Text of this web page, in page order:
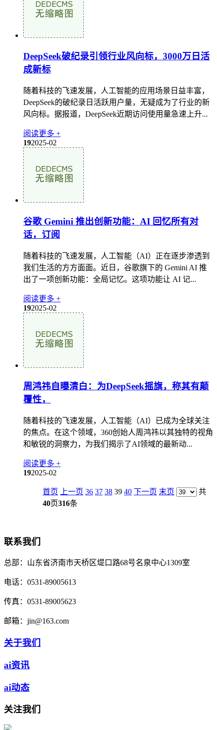
DeepSeek破纪录引领行业风向标，3000万日活
成新标
随着科技的飞速发展，人工智能的应用场景日益丰富，
DeepSeek的破纪录日活跃用户量，无疑成为了行业的新
风向标。据报道，DeepSeek近期访问使用量急速上升...
阅读更多 +
192025-02
谷歌 Gemini 推出创新功能：AI 回忆所有对
话，订阅
随着科技的飞速发展，人工智能（AI）正在逐步渗透到
我们生活的方方面面。近日，谷歌旗下的 Gemini AI 推
出了一项创新功能：全局记忆。这项功能让 AI 记...
阅读更多 +
192025-02
周鸿祎自曝清白：为DeepSeek摇旗，称其有颠
覆性，
随着科技的飞速发展，人工智能（AI）已成为全球关注
的焦点。在这个领域，360创始人周鸿祎以其独特的视角
和敏锐的洞察力，为我们揭示了AI领域的最新动...
阅读更多 +
192025-02
首页 上一页 36 37 38 39 40 下一页 末页
共
40页316条
联系我们
总部： 山东省济南市天桥区堤口路68号名泉中心1309室
电话： 0531-89005613
传真： 0531-89005623
邮箱： jin@163.com
关于我们
ai资讯
ai动态
关注我们